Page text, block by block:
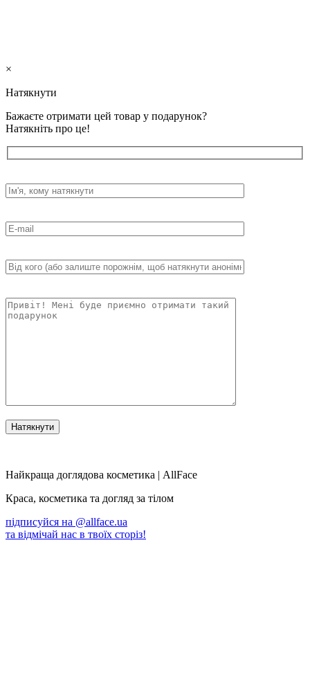
×
Натякнути
Бажаєте отримати цей товар у подарунок?
Натякніть про це!
Найкраща доглядова косметика | AllFace
Краса, косметика та догляд за тілом
підписуйся на @allface.ua
та відмічай нас в твоїх сторіз!